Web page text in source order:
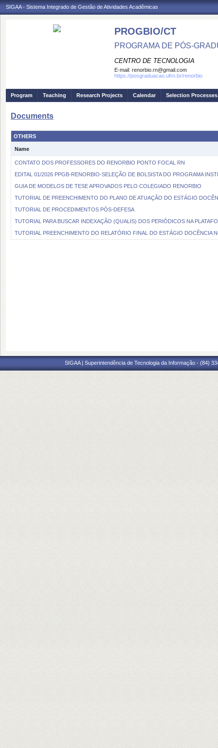
SIGAA - Sistema Integrado de Gestão de Atividades Acadêmicas
PROGBIO/CT
PROGRAMA DE PÓS-
CENTRO DE TECNOLOGIA
E-mail: renorbio.rn@gmail.com
https://posgraduacao.ufrn.br/renorbio
Program Teaching Research Projects Calendar Selection Processes
Documents
OTHERS
Name
CONTATO DOS PROFESSORES DO RENORBIO PONTO FOCAL RN
EDITAL 01/2026 PPGB-RENORBIO-SELEÇÃO DE BOLSISTA DO PROGRAMA
GUIA DE MODELOS DE TESE APROVADOS PELO COLEGIADO RENORBIO
TUTORIAL DE PREENCHIMENTO DO PLANO DE ATUAÇÃO DO ESTÁGIO
TUTORIAL DE PROCEDIMENTOS PÓS-DEFESA
TUTORIAL PARA BUSCAR INDEXAÇÃO (QUALIS) DOS PERIÓDICOS NA
TUTORIAL PREENCHIMENTO DO RELATÓRIO FINAL DO ESTÁGIO DOCÊNCIA
SIGAA | Superintendência de Tecnologia da Informação - (84)